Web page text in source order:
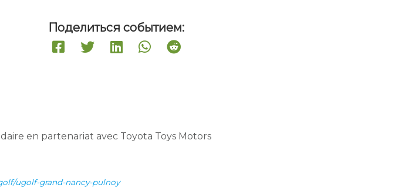
Поделиться событием:
en partenariat avec Toyota Toys Motors
ugolf-grand-nancy-pulnoy